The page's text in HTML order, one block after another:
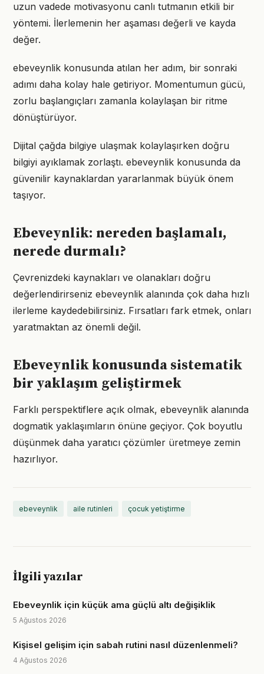
uzun vadede motivasyonu canlı tutmanın etkili bir
yöntemi. İlerlemenin her aşaması değerli ve kayda
değer.
ebeveynlik konusunda atılan her adım, bir sonraki
adımı daha kolay hale getiriyor. Momentumun gücü,
zorlu başlangıçları zamanla kolaylaşan bir ritme
dönüştürüyor.
Dijital çağda bilgiye ulaşmak kolaylaşırken doğru
bilgiyi ayıklamak zorlaştı. ebeveynlik konusunda da
güvenilir kaynaklardan yararlanmak büyük önem
taşıyor.
Ebeveynlik: nereden başlamalı,
nerede durmalı?
Çevrenizdeki kaynakları ve olanakları doğru
değerlendirirseniz ebeveynlik alanında çok daha hızlı
ilerleme kaydedebilirsiniz. Fırsatları fark etmek, onları
yaratmaktan az önemli değil.
Ebeveynlik konusunda sistematik
bir yaklaşım geliştirmek
Farklı perspektiflere açık olmak, ebeveynlik alanında
dogmatik yaklaşımların önüne geçiyor. Çok boyutlu
düşünmek daha yaratıcı çözümler üretmeye zemin
hazırlıyor.
ebeveynlik aile rutinleri çocuk yetiştirme
İlgili yazılar
Ebeveynlik için küçük ama güçlü altı değişiklik
5 Ağustos 2026
Kişisel gelişim için sabah rutini nasıl düzenlenmeli?
4 Ağustos 2026